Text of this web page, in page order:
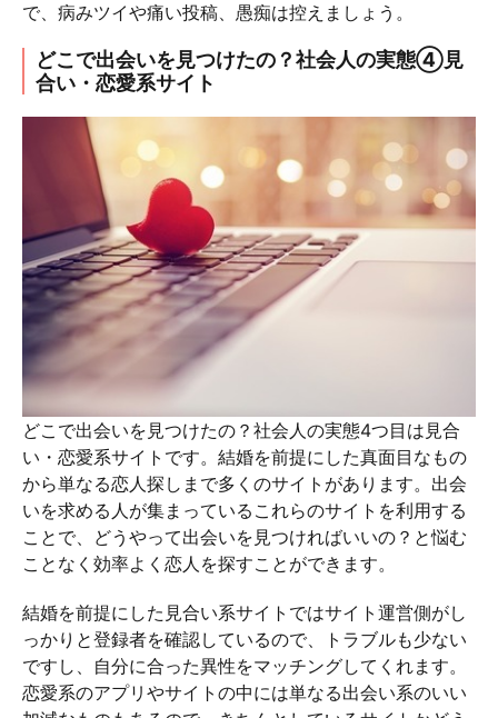
で、病みツイや痛い投稿、愚痴は控えましょう。
どこで出会いを見つけたの？社会人の実態④見
合い・恋愛系サイト
どこで出会いを見つけたの？社会人の実態4つ目は見合
い・恋愛系サイトです。結婚を前提にした真面目なもの
から単なる恋人探しまで多くのサイトがあります。出会
いを求める人が集まっているこれらのサイトを利用する
ことで、どうやって出会いを見つければいいの？と悩む
ことなく効率よく恋人を探すことができます。
結婚を前提にした見合い系サイトではサイト運営側がし
っかりと登録者を確認しているので、トラブルも少ない
ですし、自分に合った異性をマッチングしてくれます。
恋愛系のアプリやサイトの中には単なる出会い系のいい